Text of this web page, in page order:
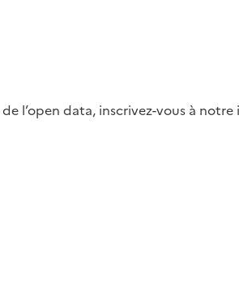
l’open data, inscrivez-vous à